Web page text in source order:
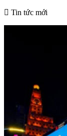
Tin tức mới